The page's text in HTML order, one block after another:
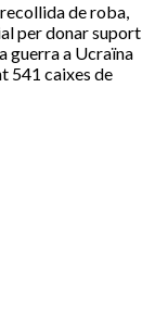
de roba,
per donar suport
guerra a Ucraïna
541 caixes de